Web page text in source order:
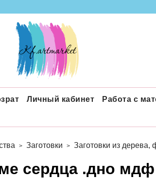
Личный кабинет
Работа с
Заготовки Заготовки из
сердца .дно мдф